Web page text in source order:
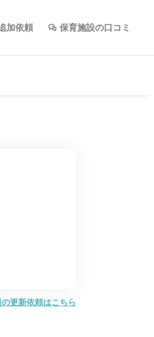
加依頼 保育施設の口コミ
更新依頼はこちら